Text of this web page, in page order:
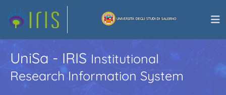
UniSa - IRISInstitutional
Research Information System